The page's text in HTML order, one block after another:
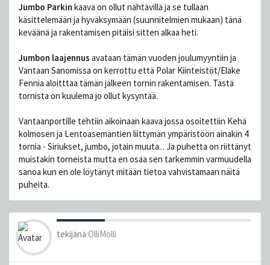
Jumbo Parkin kaava on ollut nähtävillä ja se tullaan
käsittelemään ja hyväksymään (suunnitelmien mukaan) tänä
keväänä ja rakentamisen pitäisi sitten alkaa heti.
Jumbon laajennus avataan tämän vuoden joulumyyntiin ja
Vantaan Sanomissa on kerrottu että Polar Kiinteistöt/Eläke
Fennia aloitttaa tämän jälkeen tornin rakentamisen. Tästä
tornista on kuulema jo ollut kysyntää.
Vantaanportille tehtiin aikoinaan kaava jossa osoitettiin Kehä
kolmosen ja Lentoasemantien liittymän ympäristöön ainakin 4
tornia - Siriukset, jumbo, jotain muuta... Ja puhetta on riittänyt
muistakin torneista mutta en osaa sen tarkemmin varmuudella
sanoa kun en ole löytänyt mitään tietoa vahvistamaan näitä
puheita.
tekijänä OlliMolli